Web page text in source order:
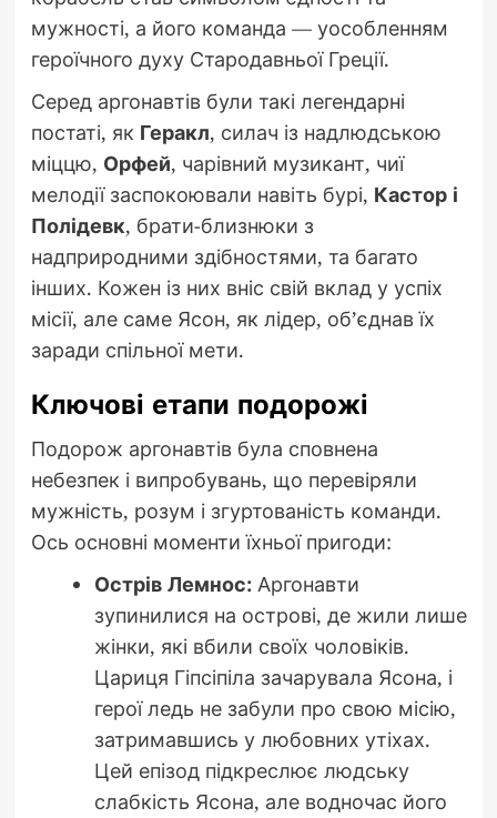
мужності, а його команда — уособленням
героїчного духу Стародавньої Греції.
Серед аргонавтів були такі легендарні
постаті, як Геракл, силач із надлюдською
міццю, Орфей, чарівний музикант, чиї
мелодії заспокоювали навіть бурі, Кастор і
Полідевк, брати-близнюки з
надприродними здібностями, та багато
інших. Кожен із них вніс свій вклад у успіх
місії, але саме Ясон, як лідер, об’єднав їх
заради спільної мети.
Ключові етапи подорожі
Подорож аргонавтів була сповнена
небезпек і випробувань, що перевіряли
мужність, розум і згуртованість команди.
Ось основні моменти їхньої пригоди:
Острів Лемнос:Аргонавти
зупинилися на острові, де жили лише
жінки, які вбили своїх чоловіків.
Цариця Гіпсіпіла зачарувала Ясона, і
герої ледь не забули про свою місію,
затримавшись у любовних утіхах.
Цей епізод підкреслює людську
слабкість Ясона, але водночас його